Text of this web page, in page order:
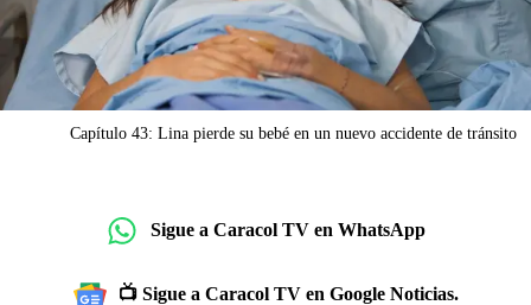
Capítulo 43: Lina pierde su bebé en un nuevo accidente de tránsito
Sigue a Caracol TV en WhatsApp
📺 Sigue a Caracol TV en Google Noticias.